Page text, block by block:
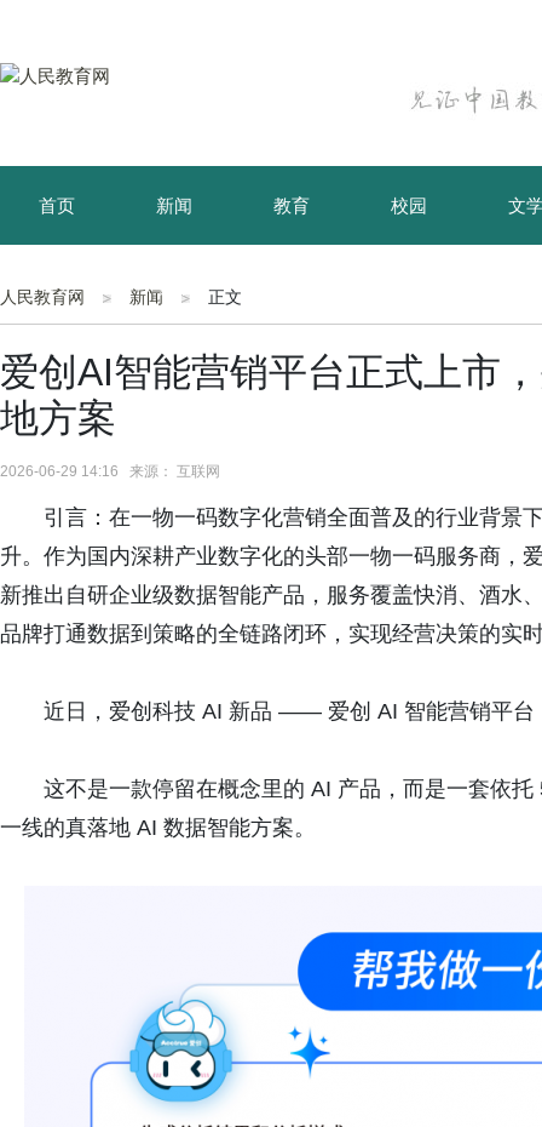
首页 新闻 教育 校园 文
育儿 资讯
人民教育网 新闻 正文
爱创AI智能营销平台正式上市
地方案
2026-06-29 14:16 来源： 互联网
引言：在一物一码数字化营销全面普及的行业背景
升。作为国内深耕产业数字化的头部一物一码服务商，
新推出自研企业级数据智能产品，服务覆盖快消、酒水
品牌打通数据到策略的全链路闭环，实现经营决策的实
近日，爱创科技 AI 新品 —— 爱创 AI 智能营销平台
这不是一款停留在概念里的 AI 产品，而是一套依
一线的真落地 AI 数据智能方案。